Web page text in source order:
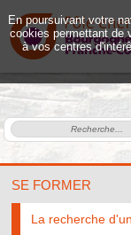
SE FORMER
La recherche
En poursuivant votre
cookies permettant de
à vos centres